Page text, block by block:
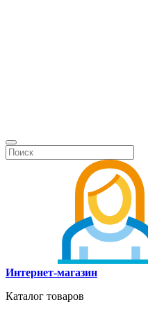
Интернет-магазин
Каталог товаров